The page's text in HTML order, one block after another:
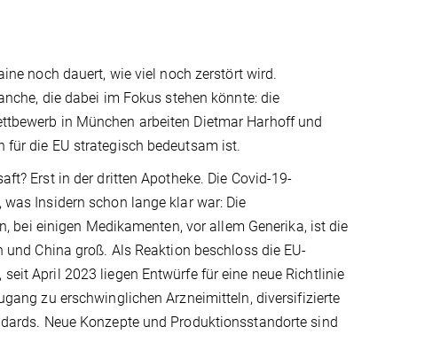
noch dauert, wie viel noch zerstört wird.
die dabei im Fokus stehen könnte: die
in München arbeiten Dietmar Harhoff und
für die EU strategisch bedeutsam ist.
Erst in der dritten Apotheke. Die Covid-19-
Insidern schon lange klar war: Die
bei einigen Medikamenten, vor allem Generika, ist die
China groß. Als Reaktion beschloss die EU-
April 2023 liegen Entwürfe für eine neue Richtlinie
zu erschwinglichen Arzneimitteln, diversifizierte
Neue Konzepte und Produktions­standorte sind